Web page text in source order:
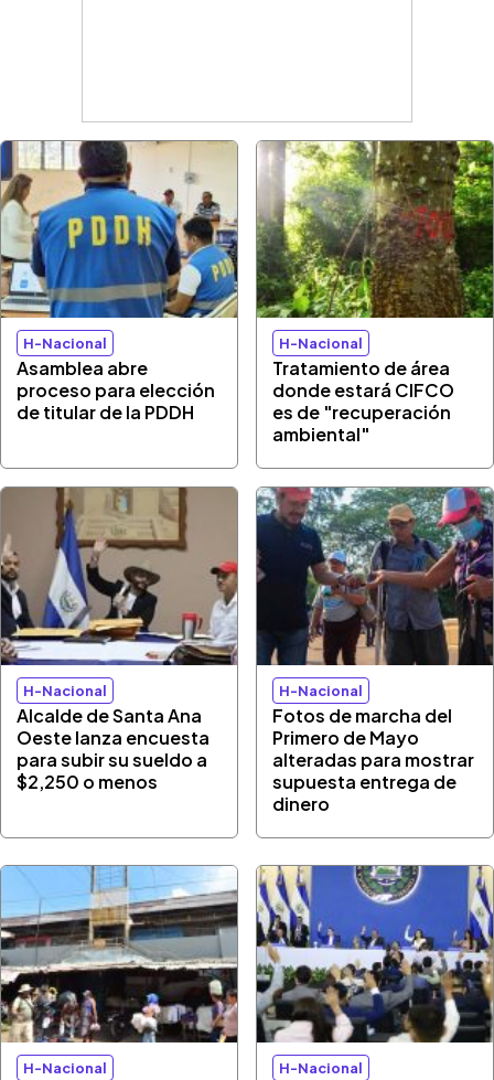
H-Nacional
Asamblea abre
proceso para elección
de titular de la PDDH
H-Nacional
Tratamiento de área
donde estará CIFCO
es de "recuperación
ambiental"
H-Nacional
Alcalde de Santa Ana
Oeste lanza encuesta
para subir su sueldo a
$2,250 o menos
H-Nacional
Fotos de marcha del
Primero de Mayo
alteradas para mostrar
supuesta entrega de
dinero
H-Nacional H-Nacional